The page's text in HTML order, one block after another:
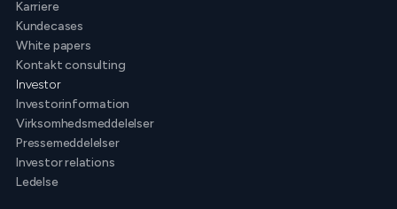
Karriere
Kundecases
White papers
Kontakt consulting
Investor
Investorinformation
Virksomhedsmeddelelser
Pressemeddelelser
Investor relations
Ledelse